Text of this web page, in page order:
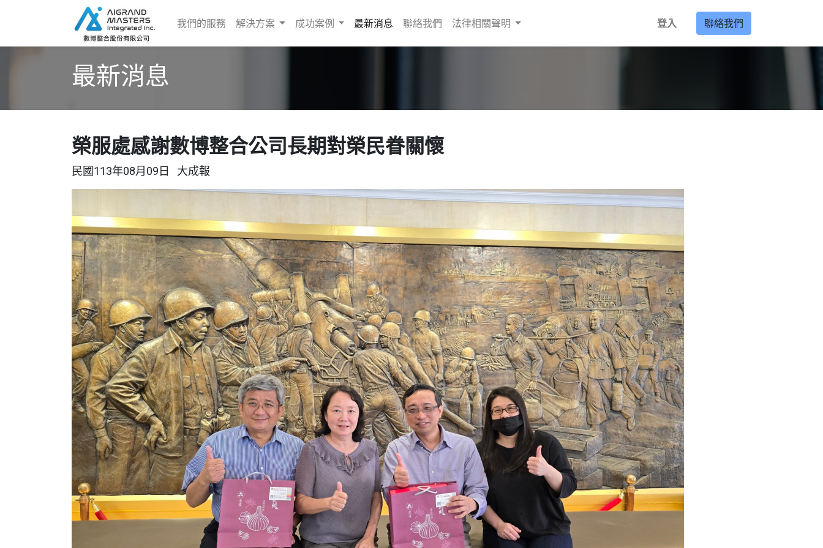
我們的服務 解決方案 成功案例 最新消息 聯絡我們 法律相關聲明 登入 聯絡我們
最新消息
榮服處感謝數博整合公司長期對榮民眷關懷
民國113年08月09日 大成報